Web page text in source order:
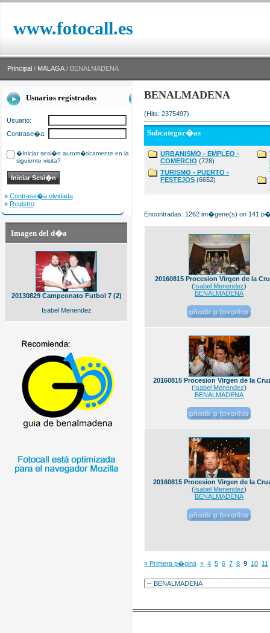
www.fotocall.es
Principal / MALAGA / BENALMADENA
Usuarios registrados
Usuario:
Contrase�a:
�Iniciar sesi�n autom�ticamente en la
siguiente visita?
» Contrase�a olvidada
» Registro
Imagen del d�a
20130829 Campeonato Futbol 7 (2)
Isabel Menendez
BENALMADENA
(Hits: 2375497)
Subcategor�as
URBANISMO - EMPLEO -
COMERCIO (728)
TURISMO - PUERTO -
FESTEJOS (6652)
Encontradas: 1262 im�gene(s) on 141
20160815 Procesion Virgen de la
(Isabel Menendez)
BENALMADENA
20160815 Procesion Virgen de la
(Isabel Menendez)
BENALMADENA
20160815 Procesion Virgen de la
(Isabel Menendez)
BENALMADENA
« Primera p�gina « 4 5 6 7 8 9 10 11